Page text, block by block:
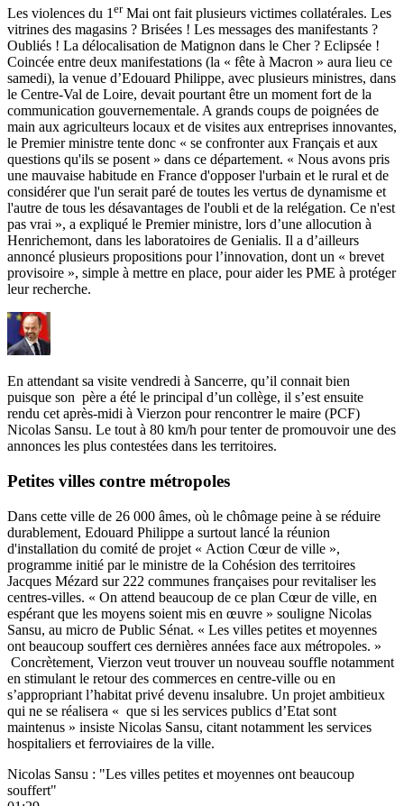
Les violences du 1 erMai ont fait plusieurs victimes collatérales. Les
vitrines des magasins ? Brisées ! Les messages des manifestants ?
Oubliés ! La délocalisation de Matignon dans le Cher ? Eclipsée !
Coincée entre deux manifestations (la « fête à Macron » aura lieu ce
samedi), la venue d’Edouard Philippe, avec plusieurs ministres, dans
le Centre-Val de Loire, devait pourtant être un moment fort de la
communication gouvernementale. A grands coups de poignées de
main aux agriculteurs locaux et de visites aux entreprises innovantes,
le Premier ministre tente donc « se confronter aux Français et aux
questions qu'ils se posent » dans ce département. « Nous avons pris
une mauvaise habitude en France d'opposer l'urbain et le rural et de
considérer que l'un serait paré de toutes les vertus de dynamisme et
l'autre de tous les désavantages de l'oubli et de la relégation. Ce n'est
pas vrai », a expliqué le Premier ministre, lors d’une allocution à
Henrichemont, dans les laboratoires de Genialis. Il a d’ailleurs
annoncé plusieurs propositions pour l’innovation, dont un « brevet
provisoire », simple à mettre en place, pour aider les PME à protéger
leur recherche.
En attendant sa visite vendredi à Sancerre, qu’il connait bien
puisque son père a été le principal d’un collège, il s’est ensuite
rendu cet après-midi à Vierzon pour rencontrer le maire (PCF)
Nicolas Sansu. Le tout à 80 km/h pour tenter de promouvoir une des
annonces les plus contestées dans les territoires.
Petites villes contre métropoles
Dans cette ville de 26 000 âmes, où le chômage peine à se réduire
durablement, Edouard Philippe a surtout lancé la réunion
d'installation du comité de projet « Action Cœur de ville »,
programme initié par le ministre de la Cohésion des territoires
Jacques Mézard sur 222 communes françaises pour revitaliser les
centres-villes. « On attend beaucoup de ce plan Cœur de ville, en
espérant que les moyens soient mis en œuvre » souligne Nicolas
Sansu, au micro de Public Sénat. « Les villes petites et moyennes
ont beaucoup souffert ces dernières années face aux métropoles. »
Concrètement, Vierzon veut trouver un nouveau souffle notamment
en stimulant le retour des commerces en centre-ville ou en
s’appropriant l’habitat privé devenu insalubre. Un projet ambitieux
qui ne se réalisera « que si les services publics d’Etat sont
maintenus » insiste Nicolas Sansu, citant notamment les services
hospitaliers et ferroviaires de la ville.
Nicolas Sansu : "Les villes petites et moyennes ont beaucoup
souffert"